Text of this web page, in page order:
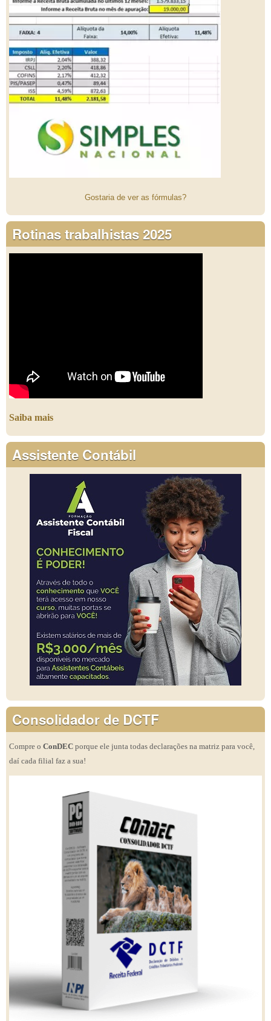
Gostaria de ver as fórmulas?
Rotinas trabalhistas 2025
Saiba mais
Assistente Contábil
Consolidador de DCTF
Compre o ConDEC porque ele junta todas declarações na matriz para você,
daí cada filial faz a sua!